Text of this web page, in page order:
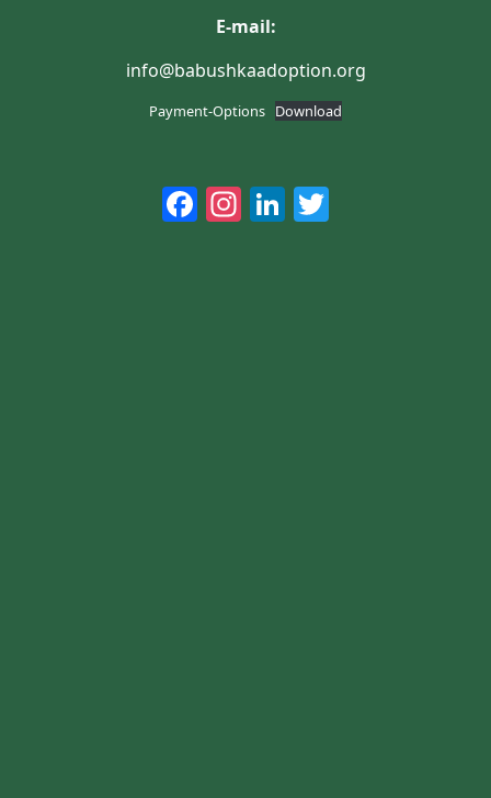
E-mail:
info@babushkaadoption.org
Payment-Options Download
Facebook
Instagram
LinkedIn